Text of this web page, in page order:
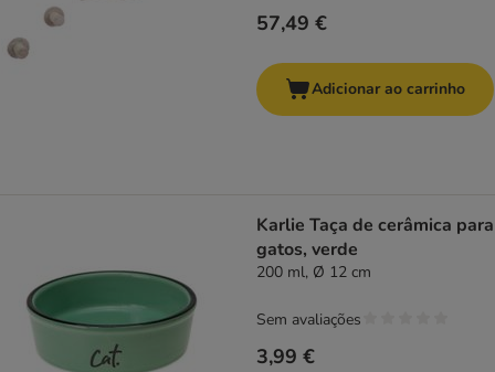
57,49 €
Adicionar ao carrinho
Karlie Taça de cerâmica para
gatos, verde
200 ml, Ø 12 cm
3,99 €
Sem avaliações